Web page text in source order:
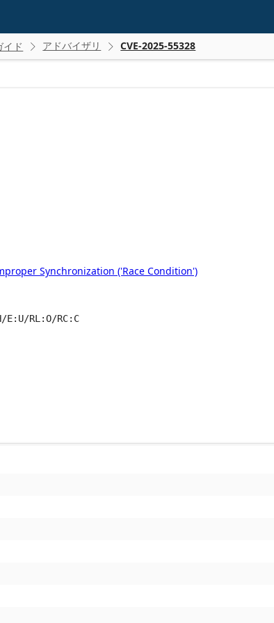
ド  アドバイザリ  CVE-2025-55328
Synchronization ('Race Condition')
RL:O/RC:C
6.8